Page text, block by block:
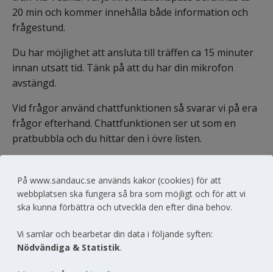
20 min och kommer innehålla både information och
frågestund.
Du har möjlighet att ansluta till träffen ca 15 minuter
innan utsatt tid. Tänk på att du har din mikrofon
avstängd.
Vid frågor använd chattfunktionen så svarar vi på era
frågor efterhand. Chattfunktionen ser ut som en
pratbubbla och du hittar den i övre listen.
Länkar kommer att finnas tillgängliga under dagen
den 20 januari.
17.20 Försäljnings- och serviceprogrammet
17.40
Naturvetenskapsprogrammet
På www.sandauc.se används kakor (cookies) för att
webbplatsen ska fungera så bra som möjligt och för att vi
ska kunna förbättra och utveckla den efter dina behov.
Vi samlar och bearbetar din data i följande syften:
Nödvändiga & Statistik.